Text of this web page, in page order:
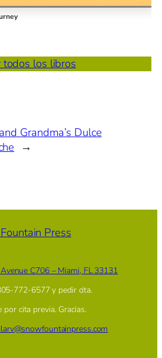
todos los libros
Grandma’s Dulce
→
C706 – Miami, FL 33131
772-6577 y pedir cita.
cita previa. Gracias.